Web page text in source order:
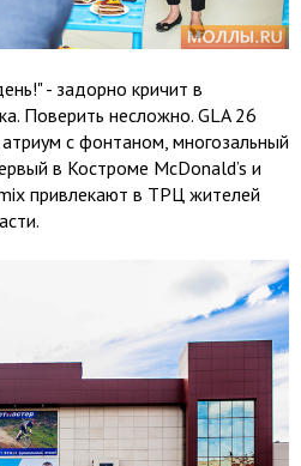
- задорно кричит в
Поверить несложно. GLA 26
с фонтаном, многозальный
в Костроме McDonald’s и
привлекают в ТРЦ жителей